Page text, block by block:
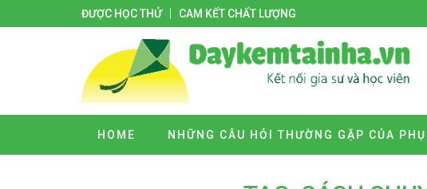
ĐƯỢC HỌC THỬ CAM KẾT CHẤT LƯỢNG
HOME NHỮNG CÂU HỎI THƯỜNG GẶP CỦA